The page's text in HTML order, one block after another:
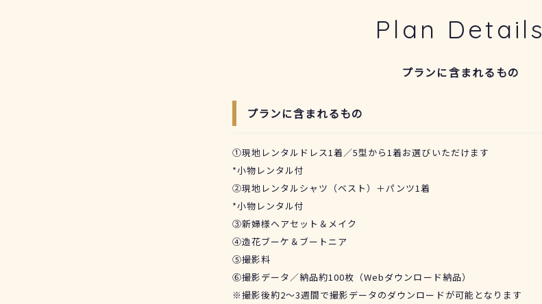
Plan Details
プランに含まれるもの
プランに含まれるもの
①現地レンタルドレス1着／5型から1着お選びいただけます
*小物レンタル付
②現地レンタルシャツ（ベスト）＋パンツ1着
*小物レンタル付
③新婦様ヘアセット＆メイク
④造花ブーケ＆ブートニア
⑤撮影料
⑥撮影データ／納品約100枚（Webダウンロード納品）
※撮影後約2～3週間で撮影データのダウンロードが可能となります